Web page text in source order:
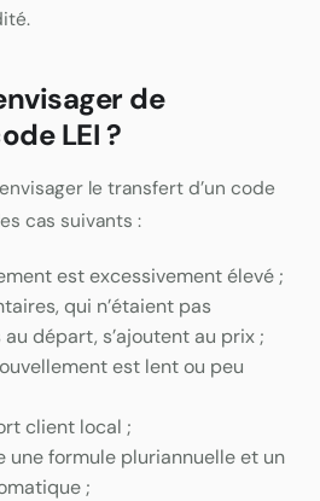
de
LEI ?
le transfert d’un code
cas suivants :
est excessivement élevé ;
qui n’étaient pas
départ, s’ajoutent au prix ;
est lent ou peu
client local ;
une formule pluriannuelle et un
;